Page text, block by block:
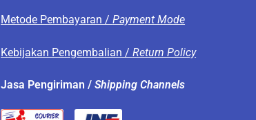
Metode Pembayaran /Payment Mode
Kebijakan Pengembalian /Return Policy
Jasa Pengiriman /Shipping Channels